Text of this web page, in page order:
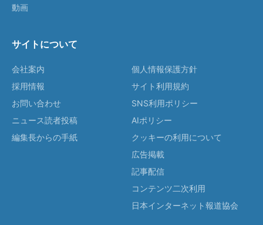
動画
サイトについて
会社案内
採用情報
お問い合わせ
ニュース読者投稿
編集長からの手紙
個人情報保護方針
サイト利用規約
SNS利用ポリシー
AIポリシー
クッキーの利用について
広告掲載
記事配信
コンテンツ二次利用
日本インターネット報道協会